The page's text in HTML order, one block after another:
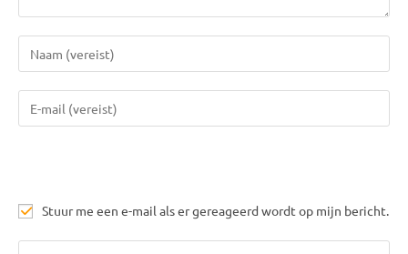
je
naam
te
je
om
te
Stuur me een e-mail als er gereageerd wordt op mijn bericht.